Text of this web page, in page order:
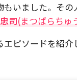
もいました。そ
司(まつばらちゅ
ピソードを紹介